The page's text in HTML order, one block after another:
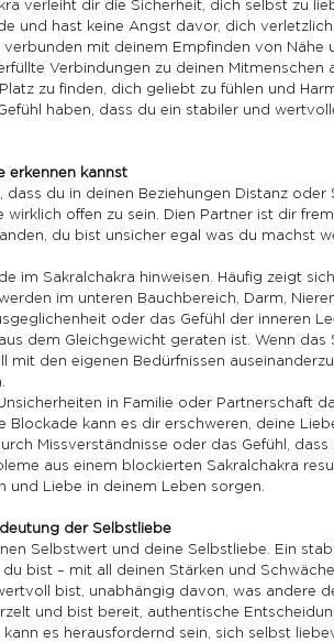
verleiht dir die Sicherheit, dich selbst zu
und hast keine Angst davor, dich verletzlich
mit deinem Empfinden von Nähe
Verbindungen zu deinen Mitmenschen
zu finden, dich geliebt zu fühlen und
haben, dass du ein stabiler und
erkennen kannst
du in deinen Beziehungen Distanz oder
offen zu sein. Dien Partner ist dir
du bist unsicher egal was du machst
im Sakralchakra hinweisen. Häufig zeigt
im unteren Bauchbereich, Darm,
oder das Gefühl der inneren
dem Gleichgewicht geraten ist. Wenn das
mit den eigenen Bedürfnissen
in Familie oder Partnerschaft
Blockade kann es dir erschweren, deine
Missverständnisse oder das Gefühl,
aus einem blockierten Sakralchakra
und Liebe in deinem Leben sorgen.
der Selbstliebe
Selbstwert und deine Selbstliebe. Ein
bist – mit all deinen Stärken und
bist, unabhängig davon, was andere
und bist bereit, authentische
es herausfordernd sein, sich selbst